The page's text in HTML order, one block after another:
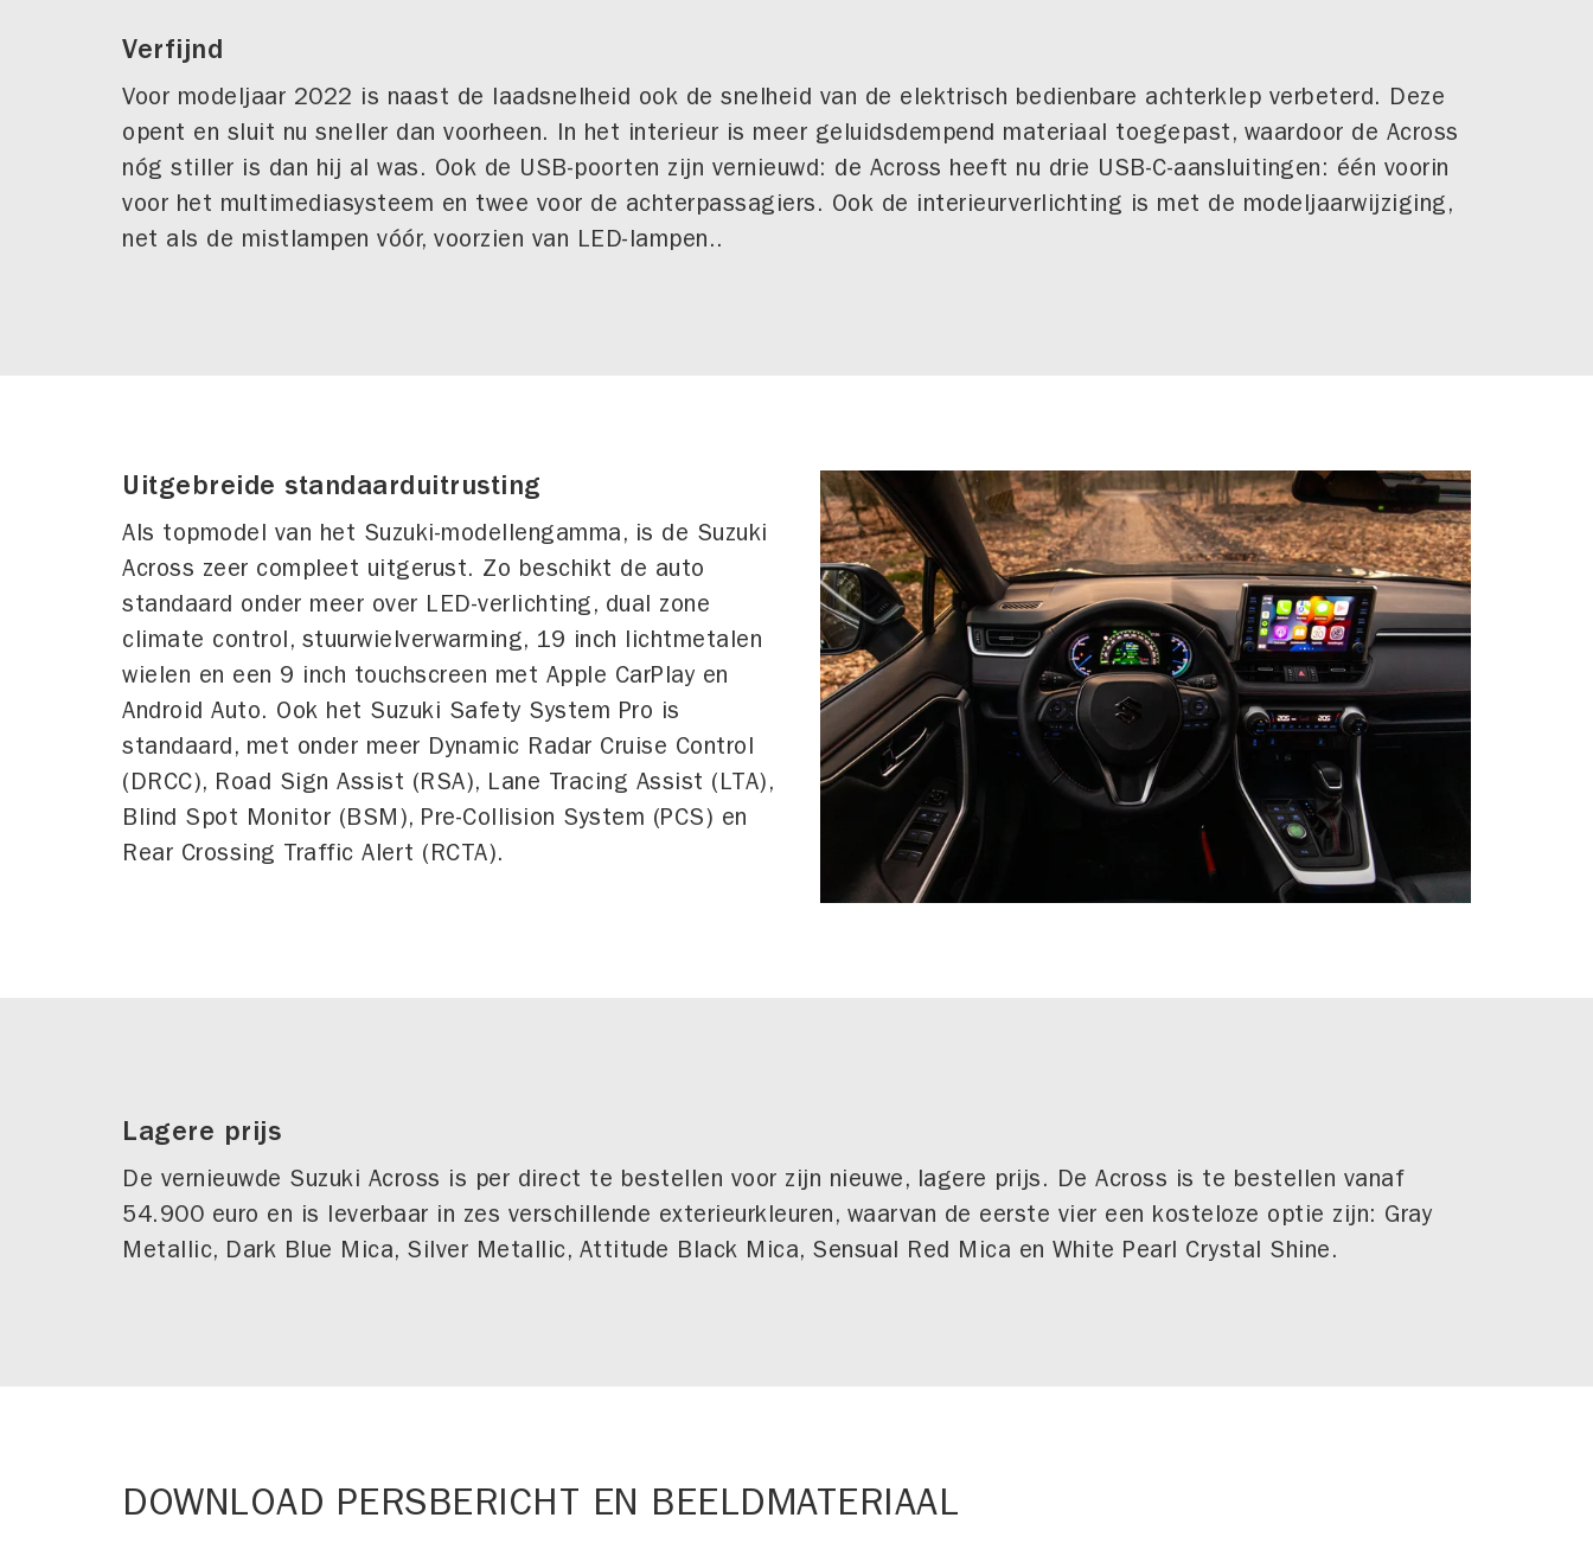
Verfijnd
Voor modeljaar 2022 is naast de laadsnelheid ook de snelheid van de elektrisch bedienbare achterklep verbeterd. Deze
opent en sluit nu sneller dan voorheen. In het interieur is meer geluidsdempend materiaal toegepast, waardoor de Across
nóg stiller is dan hij al was. Ook de USB-poorten zijn vernieuwd: de Across heeft nu drie USB-C-aansluitingen: één voorin
voor het multimediasysteem en twee voor de achterpassagiers. Ook de interieurverlichting is met de modeljaarwijziging,
net als de mistlampen vóór, voorzien van LED-lampen..
Uitgebreide standaarduitrusting
Als topmodel van het Suzuki-modellengamma, is de Suzuki
Across zeer compleet uitgerust. Zo beschikt de auto
standaard onder meer over LED-verlichting, dual zone
climate control, stuurwielverwarming, 19 inch lichtmetalen
wielen en een 9 inch touchscreen met Apple CarPlay en
Android Auto. Ook het Suzuki Safety System Pro is
standaard, met onder meer Dynamic Radar Cruise Control
(DRCC), Road Sign Assist (RSA), Lane Tracing Assist (LTA),
Blind Spot Monitor (BSM), Pre-Collision System (PCS) en
Rear Crossing Traffic Alert (RCTA).
Lagere prijs
De vernieuwde Suzuki Across is per direct te bestellen voor zijn nieuwe, lagere prijs. De Across is te bestellen vanaf
54.900 euro en is leverbaar in zes verschillende exterieurkleuren, waarvan de eerste vier een kosteloze optie zijn: Gray
Metallic, Dark Blue Mica, Silver Metallic, Attitude Black Mica, Sensual Red Mica en White Pearl Crystal Shine.
DOWNLOAD PERSBERICHT EN BEELDMATERIAAL